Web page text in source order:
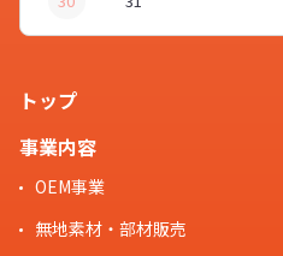
トップ
事業内容
OEM事業
無地素材・部材販売